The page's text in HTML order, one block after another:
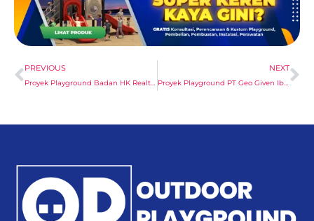
Prev
PREVIOUS NEXT
Proyek Playground PT Geo Given Ibu Laila Sidoarjo